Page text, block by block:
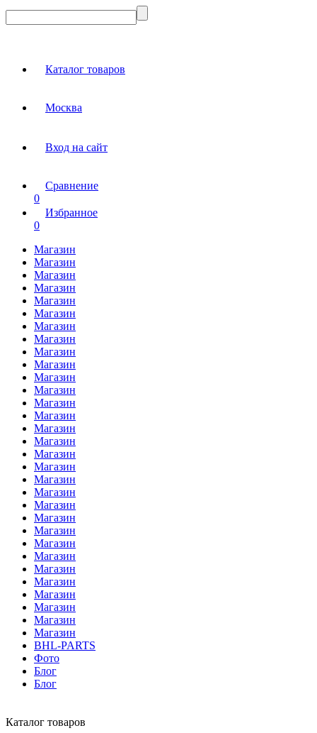
Каталог товаров
Москва
Вход на сайт
Сравнение
0
Избранное
0
Магазин
Магазин
Магазин
Магазин
Магазин
Магазин
Магазин
Магазин
Магазин
Магазин
Магазин
Магазин
Магазин
Магазин
Магазин
Магазин
Магазин
Магазин
Магазин
Магазин
Магазин
Магазин
Магазин
Магазин
Магазин
Магазин
Магазин
Магазин
Магазин
Магазин
Магазин
BHL-PARTS
Фото
Блог
Блог
Каталог товаров